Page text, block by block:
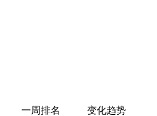
一周排名
变化趋势